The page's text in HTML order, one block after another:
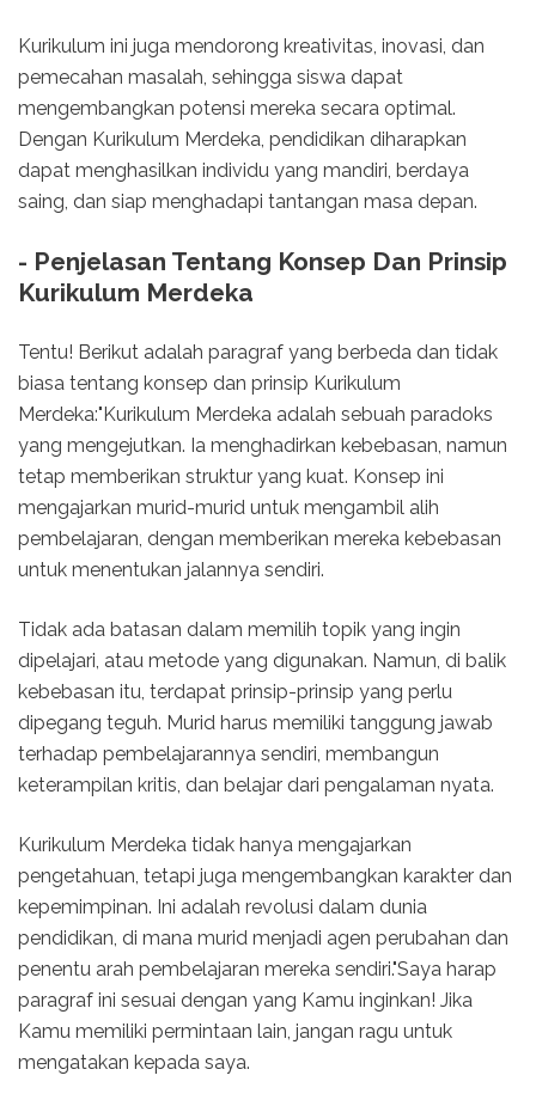
Kurikulum ini juga mendorong kreativitas, inovasi, dan
pemecahan masalah, sehingga siswa dapat
mengembangkan potensi mereka secara optimal.
Dengan Kurikulum Merdeka, pendidikan diharapkan
dapat menghasilkan individu yang mandiri, berdaya
saing, dan siap menghadapi tantangan masa depan.
- Penjelasan Tentang Konsep Dan Prinsip
Kurikulum Merdeka
Tentu! Berikut adalah paragraf yang berbeda dan tidak
biasa tentang konsep dan prinsip Kurikulum
Merdeka:"Kurikulum Merdeka adalah sebuah paradoks
yang mengejutkan. Ia menghadirkan kebebasan, namun
tetap memberikan struktur yang kuat. Konsep ini
mengajarkan murid-murid untuk mengambil alih
pembelajaran, dengan memberikan mereka kebebasan
untuk menentukan jalannya sendiri.
Tidak ada batasan dalam memilih topik yang ingin
dipelajari, atau metode yang digunakan. Namun, di balik
kebebasan itu, terdapat prinsip-prinsip yang perlu
dipegang teguh. Murid harus memiliki tanggung jawab
terhadap pembelajarannya sendiri, membangun
keterampilan kritis, dan belajar dari pengalaman nyata.
Kurikulum Merdeka tidak hanya mengajarkan
pengetahuan, tetapi juga mengembangkan karakter dan
kepemimpinan. Ini adalah revolusi dalam dunia
pendidikan, di mana murid menjadi agen perubahan dan
penentu arah pembelajaran mereka sendiri."Saya harap
paragraf ini sesuai dengan yang Kamu inginkan! Jika
Kamu memiliki permintaan lain, jangan ragu untuk
mengatakan kepada saya.